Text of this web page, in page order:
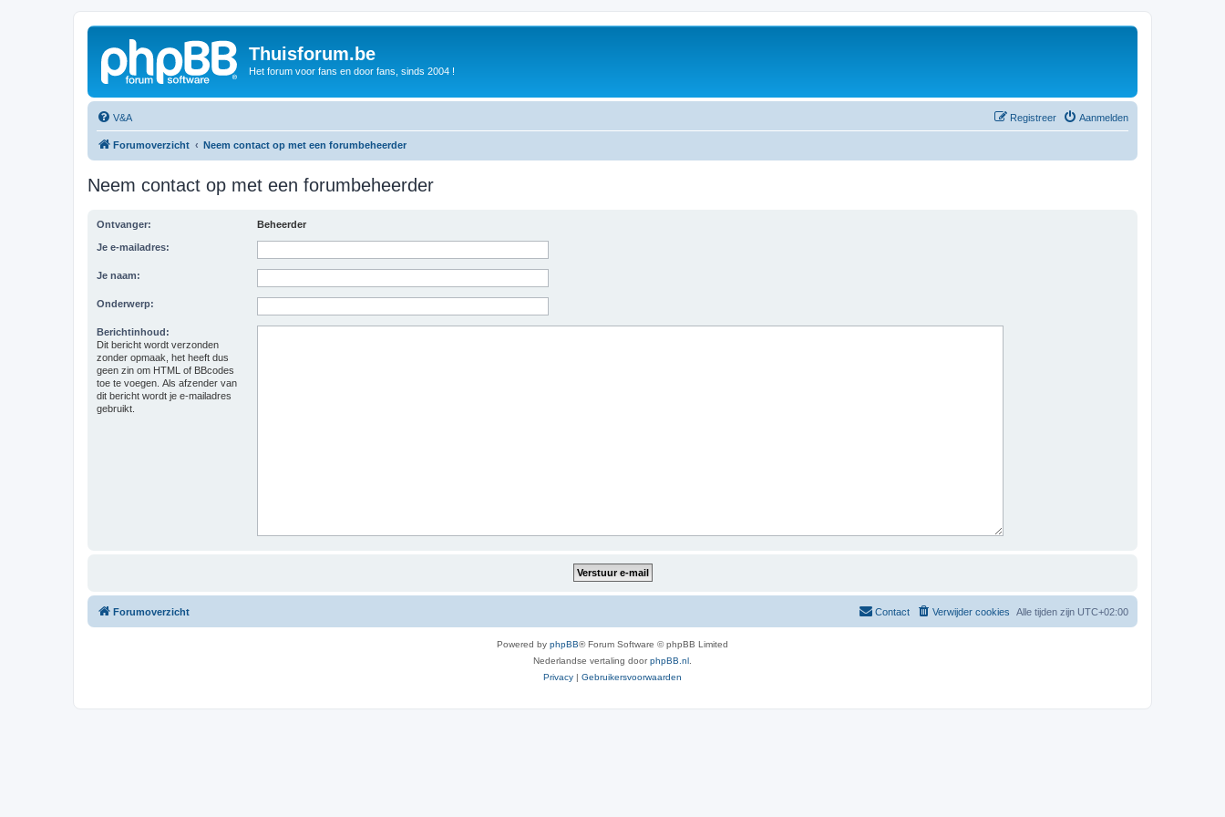
Thuisforum.be
Het forum voor fans en door fans, sinds 2004 !
V&A Aanmelden
Registreer
Forumoverzicht Neem contact op met een forumbeheerder
Neem contact op met een forumbeheerder
Ontvanger: Beheerder
Je e-mailadres:
Je naam:
Onderwerp:
Berichtinhoud:
Dit bericht wordt verzonden
zonder opmaak, het heeft dus
geen zin om HTML of BBcodes
toe te voegen. Als afzender van
dit bericht wordt je e-mailadres
gebruikt.
Forumoverzicht Alle tijden zijn UTC+02:00
Verwijder cookies
Contact
Powered by phpBB® Forum Software © phpBB Limited
Nederlandse vertaling doorphpBB.nl
Privacy | Gebruikersvoorwaarden